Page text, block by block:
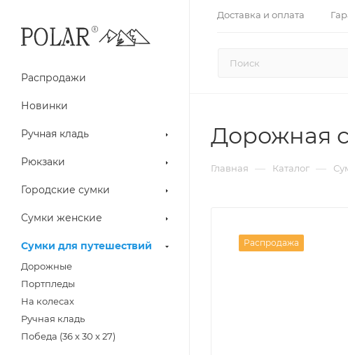
Доставка и оплата
Распродажи
Новинки
Ручная кладь
Рюкзаки
Городские сумки
Сумки женские
Сумки для путешествий
Дорожные
Портпледы
На колесах
Ручная кладь
Победа (36 х 30 х 27)
Дорожная
Главная — Каталог —
Распродажа